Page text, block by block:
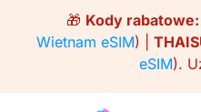
🎁 Kody rabatowe:
Wietnam eSIM) |
eSIM).